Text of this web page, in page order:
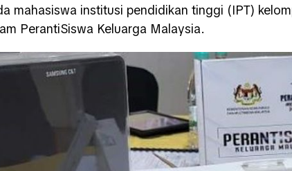
mahasiswa institusi pendidikan tinggi (IPT)
PerantiSiswa Keluarga Malaysia.